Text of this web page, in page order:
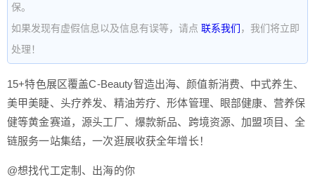
保。
如果发现有虚假信息以及信息有误等，请点 联系我们 ，我们将立即
处理！
15+特色展区覆盖C-Beauty智造出海、颜值新消费、中式养生、
美甲美睫、头疗养发、精油芳疗、形体管理、眼部健康、营养保
健等黄金赛道，源头工厂、爆款新品、跨境资源、加盟项目、全
链服务一站集结，一次逛展收获全年增长！
@想找代工定制、出海的你